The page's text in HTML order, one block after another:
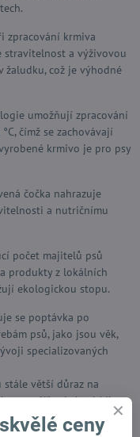
zpracování krmiva
stravitelnost a výživovou
žaludku, což je výhodné
umožňují zpracování
čímž se zachovávají
krmivo je pro psy
čočka nahrazuje
a nutričnímu
počet majitelů psů
produkty z lokálních
ekologickou stopu.
se poptávka po
psů, jako jsou věk,
specializovaných
větší důraz na
a rozšiřování nabídky
ceny